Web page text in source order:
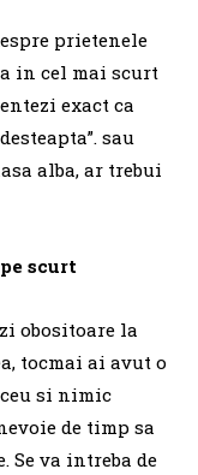
prietenele
in cel mai scurt
exact ca
sau
alba, ar trebui
scurt
obositoare la
tocmai ai avut o
si nimic
de timp sa
Se va intreba de